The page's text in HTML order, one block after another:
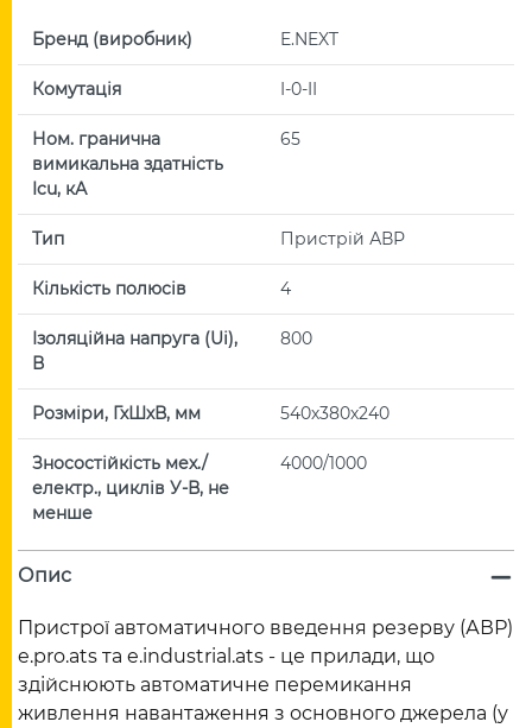
Бренд (виробник) E.NEXT
Комутація I-0-II
Ном. гранична
вимикальна здатність
Icu, кА
65
Тип Пристрій АВР
Кількість полюсів 4
Ізоляційна напруга (Uі),
В
800
Розміри, ГхШхВ, мм 540х380х240
Зносостійкість мех./
електр., циклів У-В, не
менше
4000/1000
Опис
Пристрої автоматичного введення резерву (АВР)
e.pro.ats та e.industrial.ats - це прилади, що
здійснюють автоматичне перемикання
живлення навантаження з основного джерела (у